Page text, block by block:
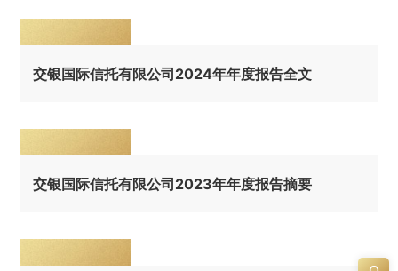
交银国际信托有限公司2024年年度报告全文
交银国际信托有限公司2023年年度报告摘要